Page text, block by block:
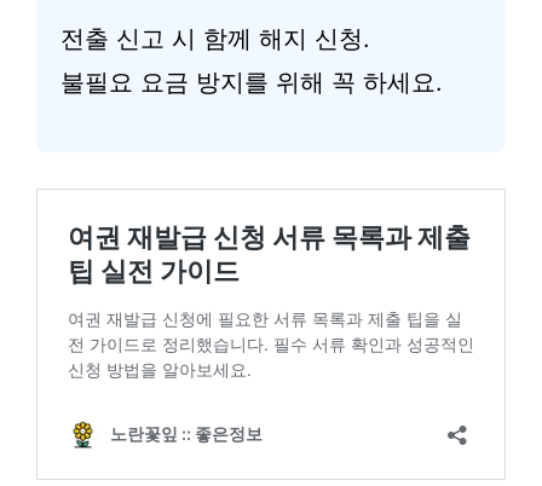
전출 신고 시 함께 해지 신청.
불필요 요금 방지를 위해 꼭 하세요.